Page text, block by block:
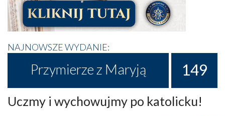
NAJNOWSZE WYDANIE:
Przymierze z Maryją 149
Uczmy i wychowujmy po katolicku!